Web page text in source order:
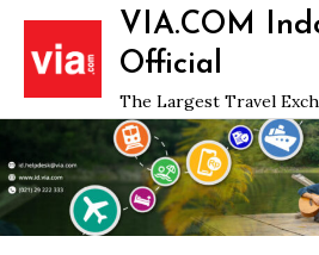
Skip
content
VIA.COM
Official
The Largest Travel